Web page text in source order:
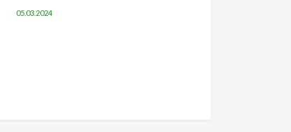
05.03.2024